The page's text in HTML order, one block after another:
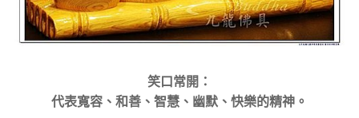
笑口常開：
代表寬容、和善、智慧、幽默、快樂的精神。